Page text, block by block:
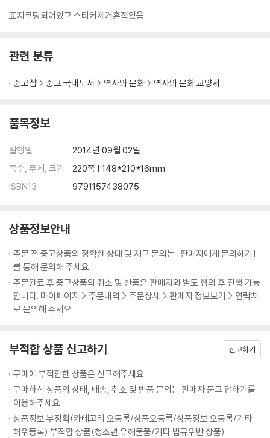
표지코팅되어있고 스티커제거흔적있음
관련 분류
중고샵 중고 국내도서 역사와 문화 역사와 문화 교양서
품목정보
발행일
2014년 09월 02일
쪽수, 무게, 크기
220쪽 | 148*210*16mm
ISBN13
9791157438075
상품정보안내
주문 전 중고상품의 정확한 상태 및 재고 문의는 [판매자에게 문의하기]
를 통해 문의해 주세요.
주문완료 후 중고상품의 취소 및 반품은 판매자와 별도 협의 후 진행 가능
합니다. 마이페이지 > 주문내역 > 주문상세 > 판매자 정보보기 > 연락처
로 문의해 주세요.
부적합 상품 신고하기 신고하기
구매에 부적합한 상품은 신고해주세요.
구매하신 상품의 상태, 배송, 취소 및 반품 문의는 판매자 묻고 답하기를
이용해주세요.
상품정보 부정확(카테고리 오등록/상품오등록/상품정보 오등록/기타
허위등록) 부적합 상품(청소년 유해물품/기타 법규위반 상품)